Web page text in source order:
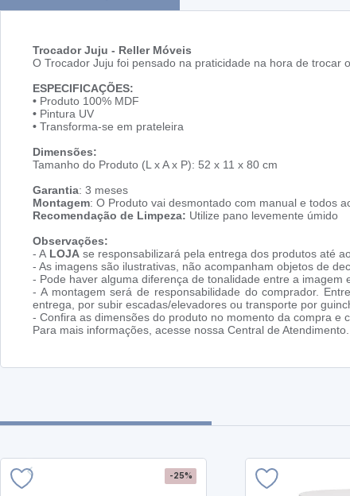
Trocador Juju - Reller Móveis
O Trocador Juju foi pensado na praticidade na hora de trocar
ESPECIFICAÇÕES:
• Produto 100% MDF
• Pintura UV
• Transforma-se em prateleira
Dimensões:
Tamanho do Produto (L x A x P): 52 x 11 x 80 cm
Garantia: 3 meses
Montagem: O Produto vai desmontado com manual e todos
Recomendação de Limpeza: Utilize pano levemente úmido
Observações:
- A LOJA se responsabilizará pela entrega dos produtos até
- As imagens são ilustrativas, não acompanham objetos de
- Pode haver alguma diferença de tonalidade entre a
- A montagem será de responsabilidade do comprador.
entrega, por subir escadas/elevadores ou transporte por
- Confira as dimensões do produto no momento da compra e
Para mais informações, acesse nossa Central de Atendimento.
-25%